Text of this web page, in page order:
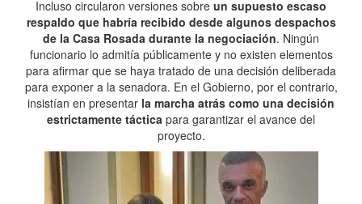
Incluso circularon versiones sobre un supuesto escaso
respaldo que habría recibido desde algunos despachos
de la Casa Rosada durante la negociación. Ningún
funcionario lo admitía públicamente y no existen elementos
para afirmar que se haya tratado de una decisión deliberada
para exponer a la senadora. En el Gobierno, por el contrario,
insistían en presentar la marcha atrás como una decisión
estrictamente táctica para garantizar el avance del
proyecto.